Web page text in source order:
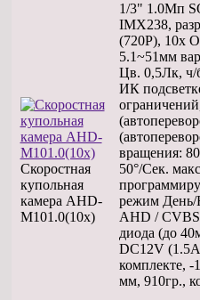
Скоростная
купольная
камера AHD-
M101.0(10x)
1/3" 1.0Мп
IMX238,
(720P), 10x
5.1~51мм
Цв. 0,5Лк, ч/
ИК
вращения:
50°/Сек.
режим
AHD /
диода (до
DC12V
комплекте, -
мм, 910гр.,